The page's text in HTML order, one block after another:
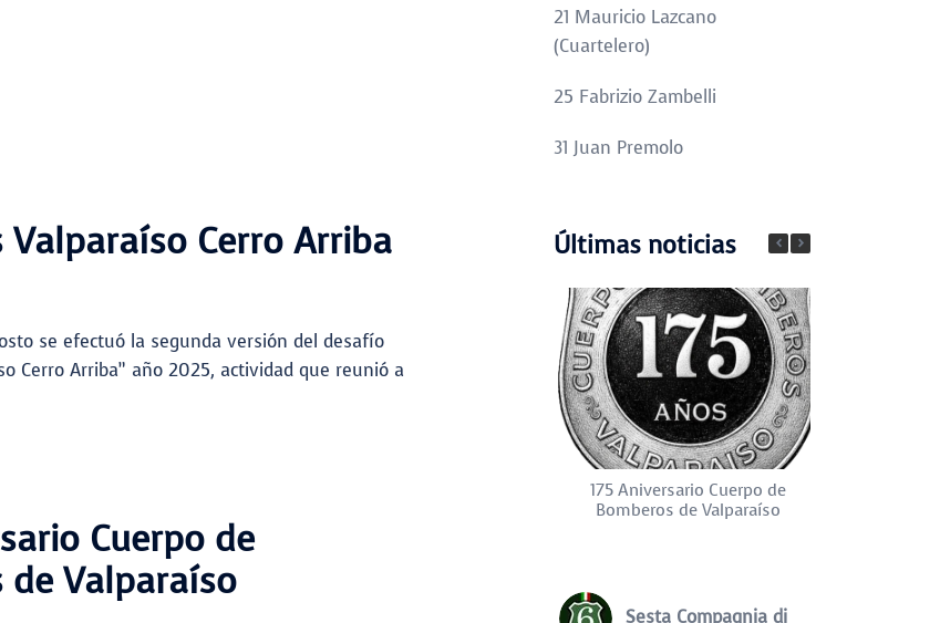
Valparaíso Cerro Arriba
se efectuó la segunda versión del desafío
Cerro Arriba” año 2025, actividad que reunió a
Cuerpo de
de Valparaíso
21 Mauricio Lazcano
(Cuartelero)
25 Fabrizio Zambelli
31 Juan Premolo
Últimas noticias
175 Aniversario Cuerpo de
Bomberos de Valparaíso
Sesta Compagnia di